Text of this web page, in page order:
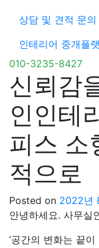
상담 및 견적 문의
인테리어 중개플
010-3235-8427
신뢰감
인인테
피스 소
적으로
Posted on 2022년
안녕하세요. 사무실
‘공간의 변화는 끝